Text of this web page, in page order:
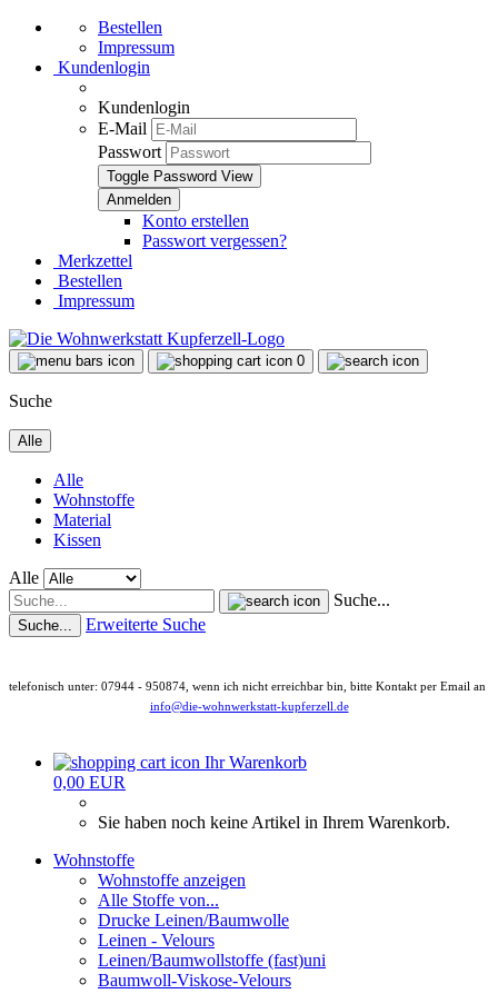
Bestellen
Impressum
Kundenlogin
Kundenlogin
E-Mail
Passwort
Toggle Password View
Konto erstellen
Passwort vergessen?
Merkzettel
Bestellen
Impressum
0
Suche
Alle
Alle
Wohnstoffe
Material
Kissen
Alle
Suche...
Suche... Erweiterte Suche
telefonisch unter: 07944 - 950874, wenn ich nicht erreichbar bin, bitte Kontakt per Email an
info@die-wohnwerkstatt-kupferzell.de
Ihr Warenkorb
0,00 EUR
Sie haben noch keine Artikel in Ihrem Warenkorb.
Wohnstoffe
Wohnstoffe anzeigen
Alle Stoffe von...
Drucke Leinen/Baumwolle
Leinen - Velours
Leinen/Baumwollstoffe (fast)uni
Baumwoll-Viskose-Velours